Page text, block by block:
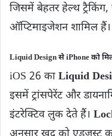
जिसमें बेहतर हेल्थ ट्रैकिंग,
ऑप्टिमाइजेशन शामिल हैं।
Liquid Design से iPhone को
iOS 26 का Liquid
इसमें ट्रांसपेरेंट और
इंटरेक्टिव लुक देते हैं।